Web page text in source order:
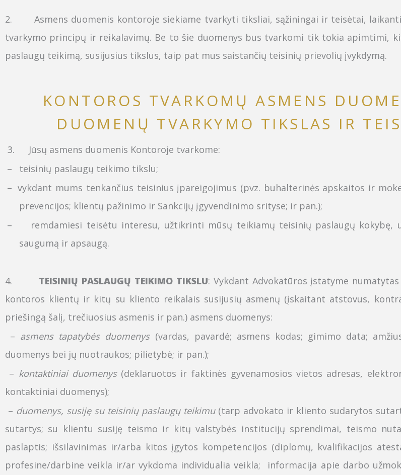
2.
Asmens duomenis kontoroje siekiame tvarkyti tiksliai, sąžiningai ir teisėtai,
tvarkymo principų ir reikalavimų. Be to šie duomenys bus tvarkomi tik tokia apimtimi,
paslaugų teikimą, susijusius tikslus, taip pat mus saistančių teisinių prievolių įvykdymą.
KONTOROS TVARKOMŲ ASMENS
DUOMENŲ TVARKYMO TIKSLAS IR
3.
Jūsų asmens duomenis Kontoroje tvarkome:
–
teisinių paslaugų teikimo tikslu;
– vykdant mums tenkančius teisinius įpareigojimus (pvz. buhalterinės apskaitos ir
prevencijos; klientų pažinimo ir Sankcijų įgyvendinimo srityse; ir pan.);
–
remdamiesi teisėtu interesu, užtikrinti mūsų teikiamų teisinių paslaugų
saugumą ir apsaugą.
4. TEISINIŲ PASLAUGŲ TEIKIMO TIKSLU: Vykdant Advokatūros įstatyme
kontoros klientų ir kitų su kliento reikalais susijusių asmenų (įskaitant atstovus,
priešingą šalį, trečiuosius asmenis ir pan.) asmens duomenys:
– asmens tapatybės duomenys(vardas, pavardė; asmens kodas; gimimo data;
duomenys bei jų nuotraukos; pilietybė; ir pan.);
– kontaktiniai duomenys(deklaruotos ir faktinės gyvenamosios vietos adresas,
kontaktiniai duomenys);
– duomenys, susiję su teisinių paslaugų teikimu(tarp advokato ir kliento sudarytos
sutartys; su klientu susiję teismo ir kitų valstybės institucijų sprendimai, teismo
paslaptis; išsilavinimas ir/arba kitos įgytos kompetencijos (diplomų, kvalifikacijos
profesine/darbine veikla ir/ar vykdoma individualia veikla; informacija apie darbo